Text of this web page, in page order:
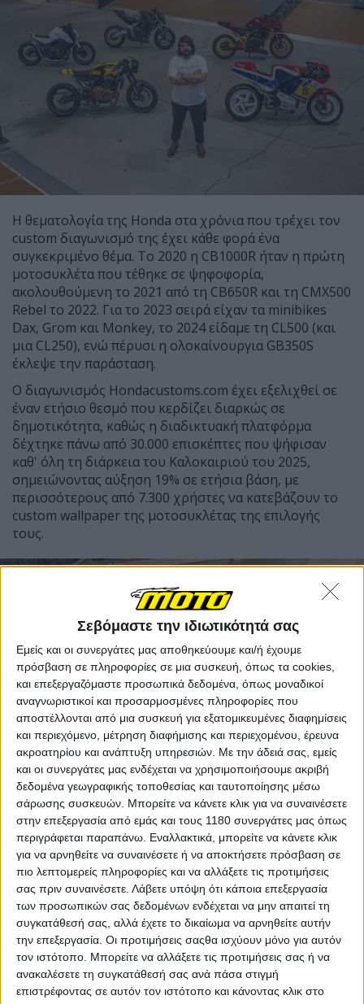
Σεβόμαστε την ιδιωτικότητά σας
Εμείς και οι συνεργάτες μας αποθηκεύουμε και/ή έχουμε
πρόσβαση σε πληροφορίες σε μια συσκευή, όπως τα cookies,
και επεξεργαζόμαστε προσωπικά δεδομένα, όπως μοναδικοί
αναγνωριστικοί και προσαρμοσμένες πληροφορίες που
αποστέλλονται από μια συσκευή για εξατομικευμένες διαφημίσεις
και περιεχόμενο, μέτρηση διαφήμισης και περιεχομένου, έρευνα
ακροατηρίου και ανάπτυξη υπηρεσιών. Με την άδειά σας, εμείς
και οι συνεργάτες μας ενδέχεται να χρησιμοποιήσουμε ακριβή
δεδομένα γεωγραφικής τοποθεσίας και ταυτοποίησης μέσω
σάρωσης συσκευών. Μπορείτε να κάνετε κλικ για να συναινέσετε
στην επεξεργασία από εμάς και τους 1180 συνεργάτες μας όπως
περιγράφεται παραπάνω. Εναλλακτικά, μπορείτε να κάνετε κλικ
για να αρνηθείτε να συναινέσετε ή να αποκτήσετε πρόσβαση σε
πιο λεπτομερείς πληροφορίες και να αλλάξετε τις προτιμήσεις
σας πριν συναινέσετε. Λάβετε υπόψη ότι κάποια επεξεργασία
των προσωπικών σας δεδομένων ενδέχεται να μην απαιτεί τη
συγκατάθεσή σας, αλλά έχετε το δικαίωμα να αρνηθείτε αυτήν
την επεξεργασία. Οι προτιμήσεις σαςθα ισχύουν μόνο για αυτόν
τον ιστότοπο. Μπορείτε να αλλάξετε τις προτιμήσεις σας ή να
ανακαλέσετε τη συγκατάθεσή σας ανά πάσα στιγμή
επιστρέφοντας σε αυτόν τον ιστότοπο και κάνοντας κλικ στο
Η θεματολογία της Honda στα χρόνια που τρέχει τον
custom διαγωνισμό της έχει κάθε φορά ένα
συγκεκριμένο θέμα. Το 2020 η CB1000R ήταν η πρώτη
μοτοσυκλέτα που τέθηκε σε ψηφοφορία,
ακολουθούμενη το 2021 από τη CB650R και τη CMX500
Rebel το 2022. Για το 2023 σειρά είχαν τα minibikes
Dax, Grom και Monkey, το 2024 είδαμε τη CL500 (και
μια CL250), ενώ πέρυσι η ολοκαίνουργια GB350S
έκλεψε την παράσταση.
Ο διαγωνισμός Hondacustoms.com έχει εξελιχθεί σε
έναν ετήσιο θεσμό που κερδίζει διαρκώς σε
δημοτικότητα, καθώς η διαδικτυακή πλατφόρμα
δέχτηκε πάνω από 30.000 επισκέπτες που ψήφισαν
καθ' όλη τη διάρκεια του Καλοκαιριού του 2025,
σημειώνοντας αύξηση 19% σε ετήσια βάση, με
περισσότερους από 7.300 χρήστες να κατεβάζουν το
custom wallpaper της μοτοσυκλέτας της επιλογής
τους.
Και οι δέκα μοτοσυκλέτες – πέντε Transalp και πέντε
Hornet – θα εκτίθενται στον χώρο του Wheels &
Waves, ενώ η διαδικτυακή ψηφοφορία στο
hondacustoms.com θα παραμείνει ανοιχτή σε όλη τη
διάρκεια του Καλοκαιριού, όπου οι επισκέπτες του
ιστότοπου μπορούν να ψηφίσουν την αγαπημένη τους
custom και να κατεβάσουν το αντίστοιχο wallpaper
για τη συσκευή τους.
Το line-up για το 2026 έχει ως εξής: